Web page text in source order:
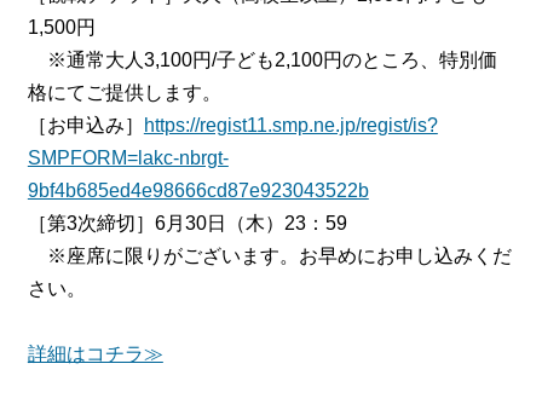
1,500円
※通常大人3,100円/子ども2,100円のところ、特別価
格にてご提供します。
［お申込み］
https://regist11.smp.ne.jp/regist/is?
SMPFORM=lakc-nbrgt-
9bf4b685ed4e98666cd87e923043522b
［第3次締切］6月30日（木）23：59
※座席に限りがございます。お早めにお申し込みくだ
さい。
詳細はコチラ≫